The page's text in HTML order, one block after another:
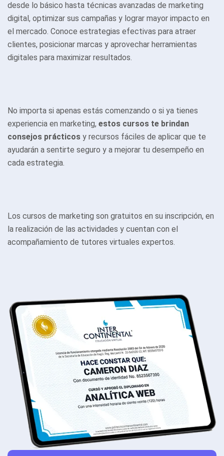
desde lo básico hasta técnicas avanzadas de marketing
digital, optimizar sus campañas y lograr mayor impacto en
el mercado. Conoce estrategias efectivas para atraer
clientes, posicionar marcas y aprovechar herramientas
digitales para maximizar resultados.
No importa si apenas estás comenzando o si ya tienes
experiencia en marketing, estos cursos te brindan
consejos prácticos y recursos fáciles de aplicar que te
ayudarán a sentirte seguro y a mejorar tu desempeño en
cada estrategia.
Los cursos de marketing son gratuitos en su inscripción, en
la realización de las actividades y cuentan con el
acompañamiento de tutores virtuales expertos.